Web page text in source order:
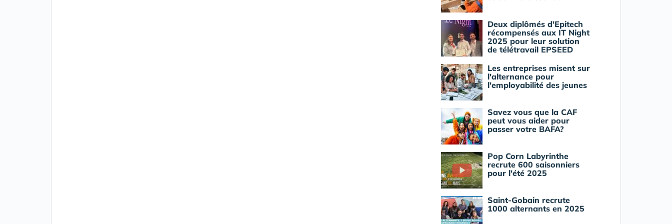
Deux diplômés d'Epitech
récompensés aux IT Night
2025 pour leur solution
de télétravail EPSEED
Les entreprises misent sur
l'alternance pour
l'employabilité des jeunes
Savez vous que la CAF
peut vous aider pour
passer votre BAFA?
Pop Corn Labyrinthe
recrute 600 saisonniers
pour l'été 2025
Saint-Gobain recrute
1000 alternants en 2025